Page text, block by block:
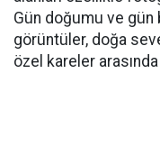
Gün doğumu ve gün
görüntüler, doğa
özel kareler arasında